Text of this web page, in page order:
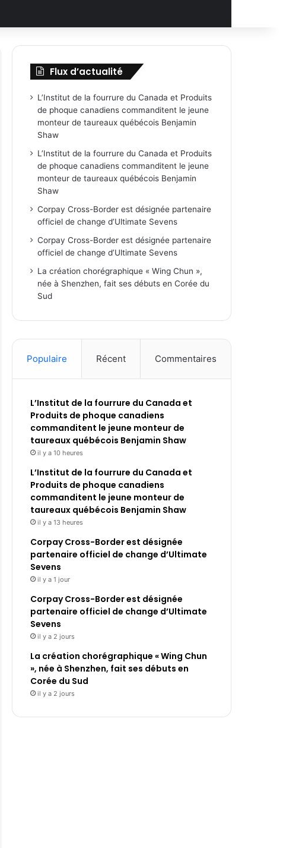
Flux d’actualité
L’Institut de la fourrure du Canada et Produits
de phoque canadiens commanditent le jeune
monteur de taureaux québécois Benjamin
Shaw
L’Institut de la fourrure du Canada et Produits
de phoque canadiens commanditent le jeune
monteur de taureaux québécois Benjamin
Shaw
Corpay Cross-Border est désignée partenaire
officiel de change d’Ultimate Sevens
Corpay Cross-Border est désignée partenaire
officiel de change d’Ultimate Sevens
La création chorégraphique « Wing Chun »,
née à Shenzhen, fait ses débuts en Corée du
Sud
Populaire Récent Commentaires
L’Institut de la fourrure du Canada et
Produits de phoque canadiens
commanditent le jeune monteur de
taureaux québécois Benjamin Shaw
il y a 10 heures
L’Institut de la fourrure du Canada et
Produits de phoque canadiens
commanditent le jeune monteur de
taureaux québécois Benjamin Shaw
il y a 13 heures
Corpay Cross-Border est désignée
partenaire officiel de change d’Ultimate
Sevens
il y a 1 jour
Corpay Cross-Border est désignée
partenaire officiel de change d’Ultimate
Sevens
il y a 2 jours
La création chorégraphique « Wing Chun
», née à Shenzhen, fait ses débuts en
Corée du Sud
il y a 2 jours